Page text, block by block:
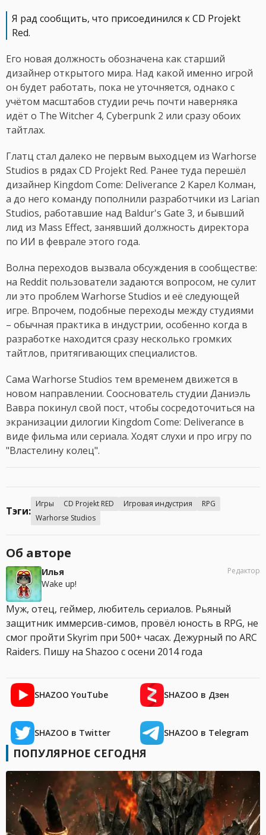
Я рад сообщить, что присоединился к CD Projekt
Red.
Его новая должность обозначена как старший
дизайнер открытого мира. Над какой именно игрой
он будет работать, пока не уточняется, однако с
учётом масштабов студии речь почти наверняка
идёт о The Witcher 4, Cyberpunk 2 или сразу обоих
тайтлах.
Глатц стал далеко не первым выходцем из Warhorse
Studios в рядах CD Projekt Red. Ранее туда перешёл
дизайнер Kingdom Come: Deliverance 2 Карел Колман,
а до него команду пополнили разработчики из Larian
Studios, работавшие над Baldur's Gate 3, и бывший
лид из Mass Effect, занявший должность директора
по ИИ в феврале этого года.
Волна переходов вызвала обсуждения в сообществе:
на Reddit пользователи задаются вопросом, не сулит
ли это проблем Warhorse Studios и её следующей
игре. Впрочем, подобные переходы между студиями
– обычная практика в индустрии, особенно когда в
разработке находится сразу несколько громких
тайтлов, притягивающих специалистов.
Сама Warhorse Studios тем временем движется в
новом направлении. Сооснователь студии Даниэль
Вавра покинул свой пост, чтобы сосредоточиться на
экранизации дилогии Kingdom Come: Deliverance в
виде фильма или сериала. Ходят слухи и про игру по
"Властелину колец".
Тэги:
Игры CD Projekt RED Игровая индустрия
RPG
Warhorse Studios
Об авторе
Илья
Wake up!
Редактор
Муж, отец, геймер, любитель сериалов. Рьяный
защитник иммерсив-симов, провёл юность в RPG, не
смог пройти Skyrim при 500+ часах. Дежурный по ARC
Raiders. Пишу на Shazoo с осени 2014 года
SHAZOO YouTube SHAZOO в Дзен
SHAZOO в Twitter SHAZOO в Telegram
ПОПУЛЯРНОЕ СЕГОДНЯ